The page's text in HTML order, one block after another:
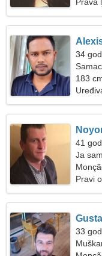
34
183
41
Ja
Pravi
33